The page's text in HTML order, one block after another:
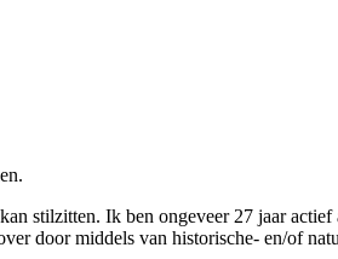
stilzitten. Ik ben ongeveer 27 jaar
door middels van historische- en/of